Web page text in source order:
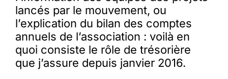
lancés par le mouvement, ou
l’explication du bilan des comptes
annuels de l’association : voilà en
quoi consiste le rôle de trésorière
que j’assure depuis janvier 2016.